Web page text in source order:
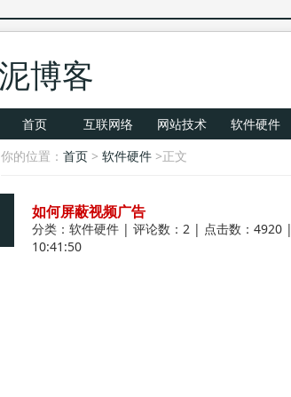
博客
首页 互联网络 网站技术 软件硬件
你的位置： 首页> 软件硬件>正文
如何屏蔽视频广告
分类： 软件硬件| 评论数：2 | 点击数：4920
10:41:50